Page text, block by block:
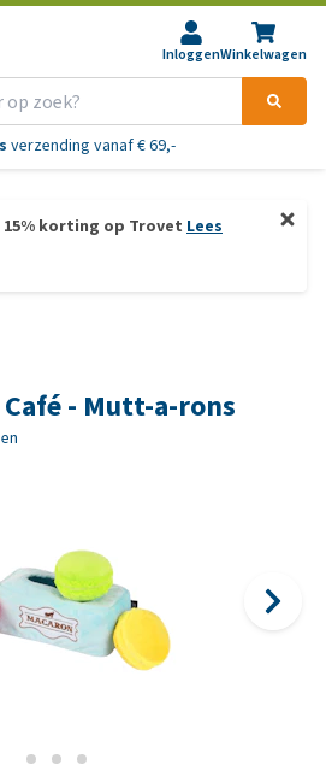
InloggenWinkelwagen
verzending vanaf € 69,-
korting op Trovet Lees
Café - Mutt-a-rons